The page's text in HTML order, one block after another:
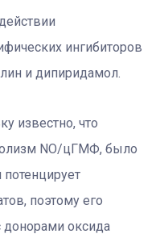
ингибиторов
и дипиридамол.
известно, что
NO/цГМФ, было
поэтому его
оксида